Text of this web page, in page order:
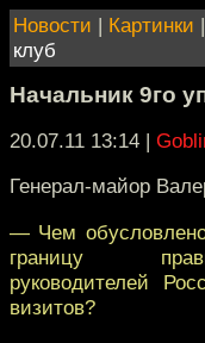
Новости | Картинки |
клуб
Начальник 9го
20.07.11 13:14 |
Генерал-майор
— Чем
границу
руководителей
визитов?